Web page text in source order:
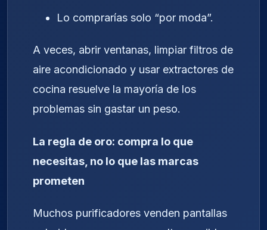
Lo comprarías solo “por moda”.
A veces, abrir ventanas, limpiar filtros de
aire acondicionado y usar extractores de
cocina resuelve la mayoría de los
problemas sin gastar un peso.
La regla de oro: compra lo que
necesitas, no lo que las marcas
prometen
Muchos purificadores venden pantallas